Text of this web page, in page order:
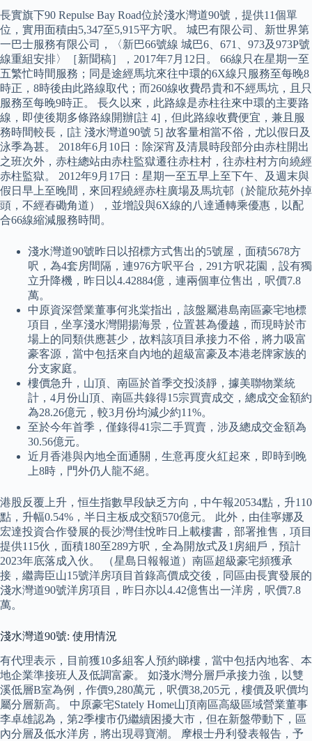
長實旗下90 Repulse Bay Road位於淺水灣道90號，提供11個單
位，實用面積由5,347至5,915平方呎。 城巴有限公司、新世界第
一巴士服務有限公司，〈新巴66號線 城巴6、671、973及973P號
線重組安排〉［新聞稿］，2017年7月12日。 66線只在星期一至
五繁忙時間服務；同是途經馬坑來往中環的6X線只服務至每晚8
時正，8時後由此路線取代；而260線收費昂貴和不經馬坑，且只
服務至每晚9時正。 長久以來，此路線是赤柱往來中環的主要路
線，即使後期多條路線開辦[註 4]，但此路線收費便宜，兼且服
務時間較長，[註 淺水灣道90號 5] 故客量相當不俗，尤以假日及
泳季為甚。 2018年6月10日：除深宵及清晨時段部分由赤柱開出
之班次外，赤柱總站由赤柱監獄遷往赤柱村，往赤柱村方向繞經
赤柱監獄。 2012年9月17日：星期一至五早上至下午、及週末與
假日早上至晚間，來回程繞經赤柱廣場及馬坑邨（於龍欣苑外掉
頭，不經舂磡角道），並增設與6X線的八達通轉乘優惠，以配
合66線縮減服務時間。
淺水灣道90號昨日以招標方式售出的5號屋，面積5678方
呎，為4套房間隔，連976方呎平台，291方呎花園，設有獨
立升降機，昨日以4.42884億，連兩個車位售出，呎價7.8
萬。
中原資深營業董事何兆棠指出，該盤屬港島南區豪宅地標
項目，坐享淺水灣開揚海景，位置甚為優越，而現時於市
場上的同類供應甚少，故料該項目承接力不俗，將力吸富
豪客源，當中包括來自內地的超級富豪及本港老牌家族的
分支家庭。
樓價急升，山頂、南區於首季交投淡靜，據美聯物業統
計，4月份山頂、南區共錄得15宗買賣成交，總成交金額約
為28.26億元，較3月份均減少約11%。
至於今年首季，僅錄得41宗二手買賣，涉及總成交金額為
30.56億元。
近月香港與內地全面通關，生意再度火紅起來，即時到晚
上8時，門外仍人龍不絕。
港股反覆上升，恒生指數早段缺乏方向，中午報20534點，升110
點，升幅0.54%，半日主板成交額570億元。 此外，由佳寧娜及
宏達投資合作發展的長沙灣佳悅昨日上載樓書，部署推售，項目
提供115伙，面積180至289方呎，全為開放式及1房細戶，預計
2023年底落成入伙。 （星島日報報道）南區超級豪宅頻獲承
接，繼壽臣山15號洋房項目首錄高價成交後，同區由長實發展的
淺水灣道90號洋房項目，昨日亦以4.42億售出一洋房，呎價7.8
萬。
淺水灣道90號: 使用情況
有代理表示，目前獲10多組客人預約睇樓，當中包括內地客、本
地企業準接班人及低調富豪。 如淺水灣分層戶承接力強，以雙
溪低層B室為例，作價9,280萬元，呎價38,205元，樓價及呎價均
屬分層新高。 中原豪宅Stately Home山頂南區高級區域營業董事
李卓雄認為，第2季樓市仍繼續困擾大市，但在新盤帶動下，區
內分層及低水洋房，將出現尋寶潮。 摩根士丹利發表報告，予